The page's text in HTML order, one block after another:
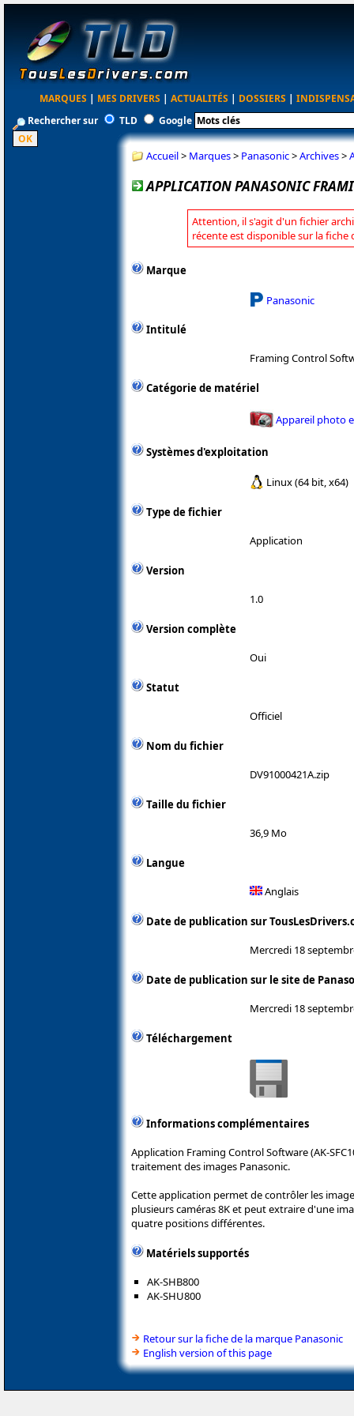
MARQUES | MES DRIVERS | ACTUALITÉS | DOSSIERS |
Rechercher sur
TLD Google
Accueil> Marques> Panasonic>Archives>
APPLICATION PANASONIC
Attention, il s'agit d'un fichier
récente est disponible sur la fiche
Marque
Panasonic
Intitulé
Framing Control
Catégorie de matériel
Appareil photo
Systèmes d'exploitation
Linux (64 bit, x64)
Type de fichier
Application
Version
1.0
Version complète
Oui
Statut
Officiel
Nom du fichier
DV91000421A.zip
Taille du fichier
36,9 Mo
Langue
Anglais
Date de publication sur
Mercredi 18
Date de publication sur le site de
Mercredi 18
Téléchargement
Informations complémentaires
Application Framing Control Software (AK-
traitement des images Panasonic.
Cette application permet de contrôler les
plusieurs caméras 8K et peut extraire d'une
quatre positions différentes.
Matériels supportés
AK-SHB800
AK-SHU800
Retour sur la fiche de la marque Panasonic
English version of this page